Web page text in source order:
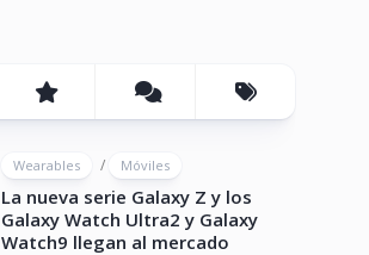
Wearables / Móviles
La nueva serie Galaxy Z y los
Galaxy Watch Ultra2 y Galaxy
Watch9 llegan al mercado